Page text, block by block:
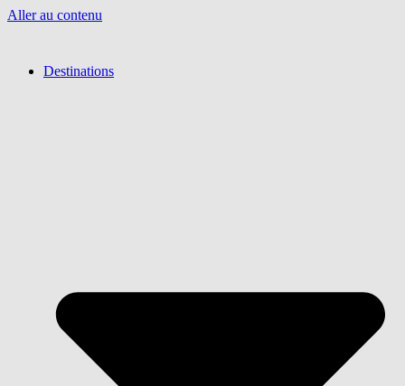
Aller au contenu
Destinations